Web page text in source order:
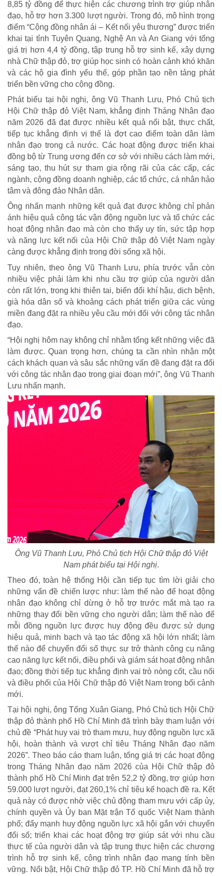
TRÁCH NHIỆM CỘNG ĐỒNG
Doanh nghiệp - Doanh nhân
8,85 tỷ đồng để thực hiện các chương trình trợ giúp nhân
đạo, hỗ trợ hơn 3.300 lượt người. Trong đó, mô hình trọng
điểm “Cộng đồng nhân ái – Kết nối yêu thương” được triển
khai tại tỉnh Tuyên Quang, Nghệ An và An Giang với tổng
giá trị hơn 4,4 tỷ đồng, tập trung hỗ trợ sinh kế, xây dựng
nhà Chữ thập đỏ, trợ giúp học sinh có hoàn cảnh khó khăn
và các hộ gia đình yếu thế, góp phần tạo nền tảng phát
triển bền vững cho cộng đồng.
Phát biểu tại hội nghị, ông Vũ Thanh Lưu, Phó Chủ tịch
Hội Chữ thập đỏ Việt Nam, khẳng định Tháng Nhân đạo
năm 2026 đã đạt được nhiều kết quả nổi bật, thực chất,
tiếp tục khẳng định vị thế là đợt cao điểm toàn dân làm
nhân đạo trong cả nước. Các hoạt động được triển khai
đồng bộ từ Trung ương đến cơ sở với nhiều cách làm mới,
sáng tạo, thu hút sự tham gia rộng rãi của các cấp, các
ngành, cộng đồng doanh nghiệp, các tổ chức, cá nhân hảo
tâm và đông đảo Nhân dân.
Ông nhấn mạnh những kết quả đạt được không chỉ phản
ánh hiệu quả công tác vận động nguồn lực và tổ chức các
hoạt động nhân đạo mà còn cho thấy uy tín, sức tập hợp
và năng lực kết nối của Hội Chữ thập đỏ Việt Nam ngày
càng được khẳng định trong đời sống xã hội.
Tuy nhiên, theo ông Vũ Thanh Lưu, phía trước vẫn còn
nhiều việc phải làm khi nhu cầu trợ giúp của người dân
còn rất lớn, trong khi thiên tai, biến đổi khí hậu, dịch bệnh,
già hóa dân số và khoảng cách phát triển giữa các vùng
miền đang đặt ra nhiều yêu cầu mới đối với công tác nhân
đạo.
“Hội nghị hôm nay không chỉ nhằm tổng kết những việc đã
làm được. Quan trọng hơn, chúng ta cần nhìn nhận một
cách khách quan và sâu sắc những vấn đề đang đặt ra đối
với công tác nhân đạo trong giai đoạn mới”, ông Vũ Thanh
Lưu nhấn mạnh.
Ông Vũ Thanh Lưu, Phó Chủ tịch Hội Chữ thập đỏ Việt
Nam phát biểu tại Hội nghị.
Theo đó, toàn hệ thống Hội cần tiếp tục tìm lời giải cho
những vấn đề chiến lược như: làm thế nào để hoạt động
nhân đạo không chỉ dừng ở hỗ trợ trước mắt mà tạo ra
những thay đổi bền vững cho người dân; làm thế nào để
mỗi đồng nguồn lực được huy động đều được sử dụng
hiệu quả, minh bạch và tạo tác động xã hội lớn nhất; làm
thế nào để chuyển đổi số thực sự trở thành công cụ nâng
cao năng lực kết nối, điều phối và giám sát hoạt động nhân
đạo; đồng thời tiếp tục khẳng định vai trò nòng cốt, cầu nối
và điều phối của Hội Chữ thập đỏ Việt Nam trong bối cảnh
mới.
Tại hội nghị, ông Tống Xuân Giang, Phó Chủ tịch Hội Chữ
thập đỏ thành phố Hồ Chí Minh đã trình bày tham luận với
chủ đề “Phát huy vai trò tham mưu, huy động nguồn lực xã
hội, hoàn thành và vượt chỉ tiêu Tháng Nhân đạo năm
2026”. Theo báo cáo tham luận, tổng giá trị các hoạt động
trong Tháng Nhân đạo năm 2026 của Hội Chữ thập đỏ
thành phố Hồ Chí Minh đạt trên 52,2 tỷ đồng, trợ giúp hơn
59.000 lượt người, đạt 260,1% chỉ tiêu kế hoạch đề ra. Kết
quả này có được nhờ việc chủ động tham mưu với cấp ủy,
chính quyền và Ủy ban Mặt trận Tổ quốc Việt Nam thành
phố; đẩy mạnh huy động nguồn lực xã hội gắn với chuyển
đổi số; triển khai các hoạt động trợ giúp sát với nhu cầu
thực tế của người dân và tập trung thực hiện các chương
trình hỗ trợ sinh kế, công trình nhân đạo mang tính bền
vững. Nổi bật, Hội Chữ thập đỏ TP. Hồ Chí Minh đã hỗ trợ